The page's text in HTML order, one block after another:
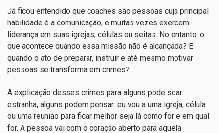
Já ficou entendido que coaches são pessoas cuja principal
habilidade é a comunicação, e muitas vezes exercem
liderança em suas igrejas, células ou seitas. No entanto, o
que acontece quando essa missão não é alcançada? E
quando o ato de preparar, instruir e até mesmo motivar
pessoas se transforma em crimes?
A explicação desses crimes para alguns pode soar
estranha, alguns podem pensar: eu vou a uma igreja, célula
ou uma reunião para ficar melhor seja lá como for e em qual
for. A pessoa vai com o coração aberto para aquela